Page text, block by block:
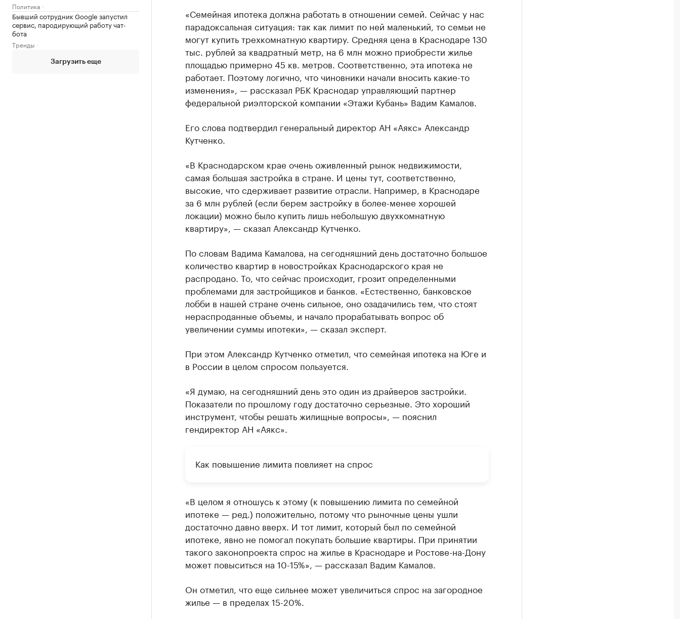
Политика
Бывший сотрудник Google запустил
сервис, пародирующий работу чат-
бота
Тренды
Загрузить еще
«Семейная ипотека должна работать в отношении семей. Сейчас у нас
парадоксальная ситуация: так как лимит по ней маленький, то семьи не
могут купить трехкомнатную квартиру. Средняя цена в Краснодаре 130
тыс. рублей за квадратный метр, на 6 млн можно приобрести жилье
площадью примерно 45 кв. метров. Соответственно, эта ипотека не
работает. Поэтому логично, что чиновники начали вносить какие-то
изменения», — рассказал РБК Краснодар управляющий партнер
федеральной риэлторской компании «Этажи Кубань» Вадим Камалов.
Его слова подтвердил генеральный директор АН «Аякс» Александр
Кутченко.
«В Краснодарском крае очень оживленный рынок недвижимости,
самая большая застройка в стране. И цены тут, соответственно,
высокие, что сдерживает развитие отрасли. Например, в Краснодаре
за 6 млн рублей (если берем застройку в более-менее хорошей
локации) можно было купить лишь небольшую двухкомнатную
квартиру», — сказал Александр Кутченко.
По словам Вадима Камалова, на сегодняшний день достаточно большое
количество квартир в новостройках Краснодарского края не
распродано. То, что сейчас происходит, грозит определенными
проблемами для застройщиков и банков. «Естественно, банковское
лобби в нашей стране очень сильное, оно озадачились тем, что стоят
нераспроданные объемы, и начало прорабатывать вопрос об
увеличении суммы ипотеки», — сказал эксперт.
При этом Александр Кутченко отметил, что семейная ипотека на Юге и
в России в целом спросом пользуется.
«Я думаю, на сегодняшний день это один из драйверов застройки.
Показатели по прошлому году достаточно серьезные. Это хороший
инструмент, чтобы решать жилищные вопросы», — пояснил
гендиректор АН «Аякс».
Как повышение лимита повлияет на спрос
«В целом я отношусь к этому (к повышению лимита по семейной
ипотеке — ред.) положительно, потому что рыночные цены ушли
достаточно давно вверх. И тот лимит, который был по семейной
ипотеке, явно не помогал покупать большие квартиры. При принятии
такого законопроекта спрос на жилье в Краснодаре и Ростове-на-Дону
может повыситься на 10-15%», — рассказал Вадим Камалов.
Он отметил, что еще сильнее может увеличиться спрос на загородное
жилье — в пределах 15-20%.